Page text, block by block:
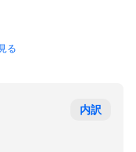
る
内訳